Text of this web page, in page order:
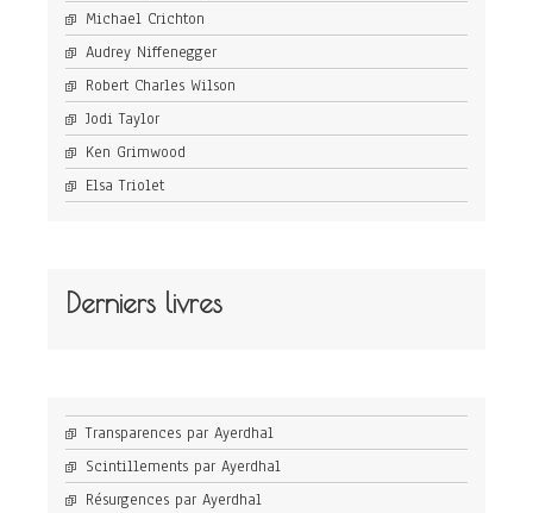
Michael Crichton
Audrey Niffenegger
Robert Charles Wilson
Jodi Taylor
Ken Grimwood
Elsa Triolet
Derniers livres
Transparences par Ayerdhal
Scintillements par Ayerdhal
Résurgences par Ayerdhal